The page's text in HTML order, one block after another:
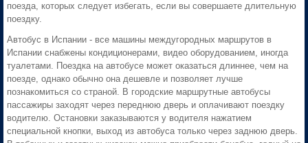
поезда, которых следует избегать, если вы совершаете длительную
поездку.
Автобус в Испании - все машины междугородных маршрутов в
Испании снабжены кондиционерами, видео оборудованием, иногда
туалетами. Поездка на автобусе может оказаться длиннее, чем на
поезде, однако обычно она дешевле и позволяет лучше
познакомиться со страной. В городские маршрутные автобусы
пассажиры заходят через переднюю дверь и оплачивают поездку
водителю. Остановки заказываются у водителя нажатием
специальной кнопки, выход из автобуса только через заднюю дверь.